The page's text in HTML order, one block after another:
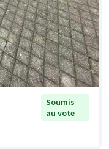
Soumis
au vote